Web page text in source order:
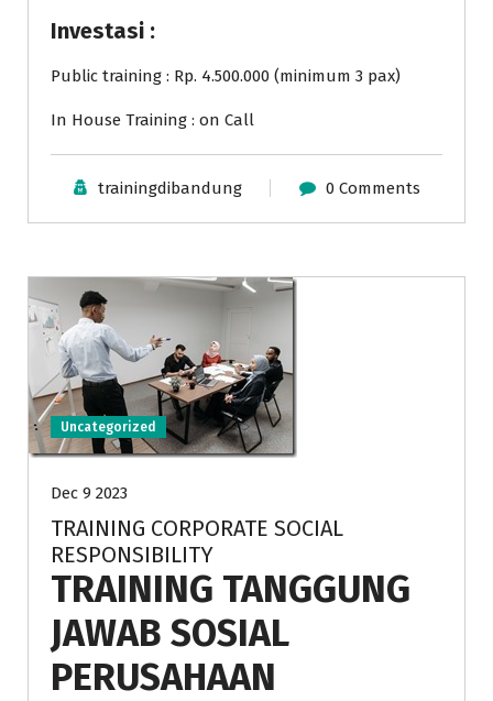
Investasi :
Public training : Rp. 4.500.000 (minimum 3 pax)
In House Training : on Call
trainingdibandung 0 Comments
Uncategorized
Dec 9 2023
TRAINING CORPORATE SOCIAL
RESPONSIBILITY
TRAINING TANGGUNG
JAWAB SOSIAL
PERUSAHAAN